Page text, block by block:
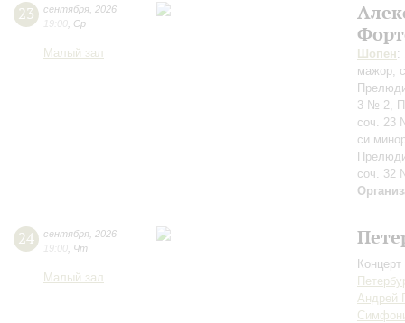
23 сентября 2026
19:00 Ср
Малый зал Шопен:
мажор,
3 № 2,
соч. 23
си
соч. 32
24 сентября 2026
19:00 Чт
Малый зал
Андрей